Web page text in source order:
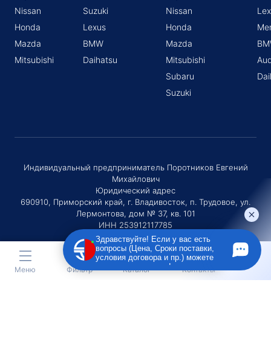
Nissan
Honda
Mazda
Mitsubishi
Suzuki
Lexus
BMW
Daihatsu
Nissan
Honda
Mazda
Mitsubishi
Subaru
Suzuki
Индивидуальный предприниматель Поротников Евгений
Михайлович
Юридический адрес
690910, Приморский край, г. Владивосток, п. Трудовое, ул.
Лермонтова, дом № 37, кв. 101
ИНН 253912117785
ОГРНИП 320253600036730
Меню Фильтр Каталог Контакты
Здравствуйте! Если у вас есть
вопросы (Цена, Сроки поставки,
условия договора и пр.) можете
задать их мне в чат!